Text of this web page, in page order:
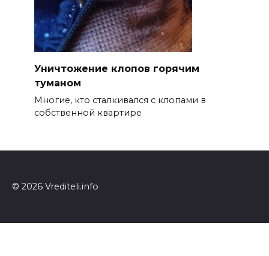
Уничтожение клопов горячим
туманом
Многие, кто сталкивался с клопами в
собственной квартире
© 2026 Vrediteli.info